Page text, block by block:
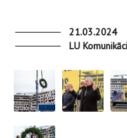
21.03.2024
LU